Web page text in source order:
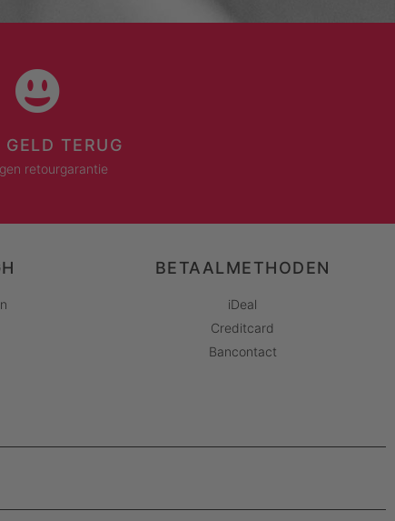
TERUG
retourgarantie
BETAALMETHODEN
iDeal
Creditcard
Bancontact